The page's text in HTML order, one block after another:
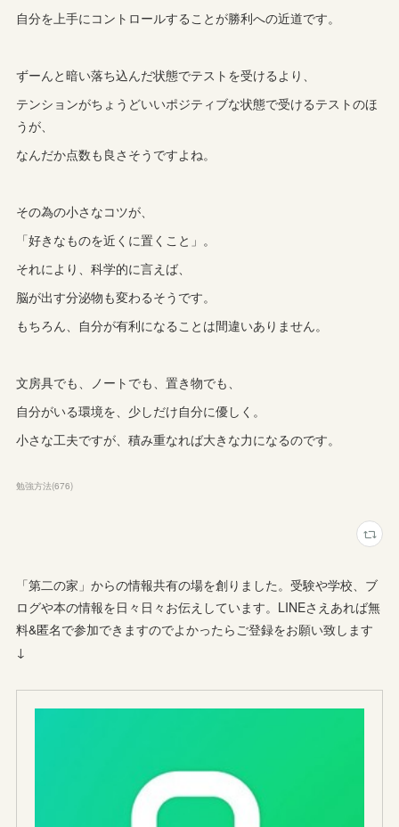
自分を上手にコントロールすることが勝利への近道です。
ずーんと暗い落ち込んだ状態でテストを受けるより、
テンションがちょうどいいポジティブな状態で受けるテストのほ
うが、
なんだか点数も良さそうですよね。
その為の小さなコツが、
「好きなものを近くに置くこと」。
それにより、科学的に言えば、
脳が出す分泌物も変わるそうです。
もちろん、自分が有利になることは間違いありません。
文房具でも、ノートでも、置き物でも、
自分がいる環境を、少しだけ自分に優しく。
小さな工夫ですが、積み重なれば大きな力になるのです。
勉強方法(676)
「第二の家」からの情報共有の場を創りました。受験や学校、ブ
ログや本の情報を日々日々お伝えしています。LINEさえあれば無
料&匿名で参加できますのでよかったらご登録をお願い致します
↓